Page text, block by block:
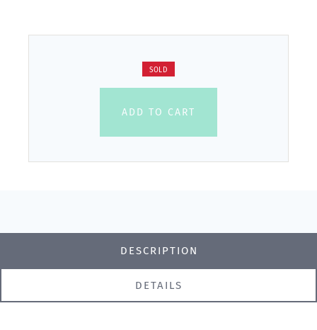
SOLD
ADD TO CART
DESCRIPTION
DETAILS